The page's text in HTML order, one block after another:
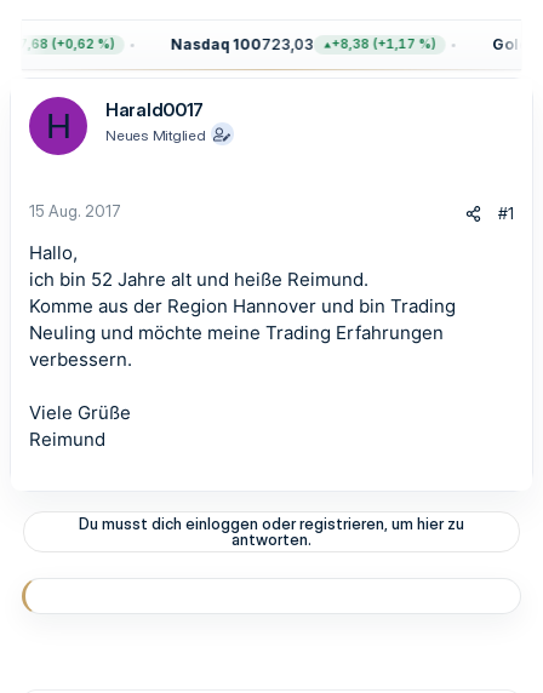
r
m
(+0,62 %) Nasdaq 100723,03 +8,38 (+1,17 %) Gold
H Harald0017
Neues Mitglied
15 Aug. 2017 #1
Hallo,
ich bin 52 Jahre alt und heiße Reimund.
Komme aus der Region Hannover und bin Trading
Neuling und möchte meine Trading Erfahrungen
verbessern.
Viele Grüße
Reimund
Du musst dich einloggen oder registrieren, um hier zu
antworten.